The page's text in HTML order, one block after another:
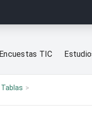
Encuestas TIC
Tablas